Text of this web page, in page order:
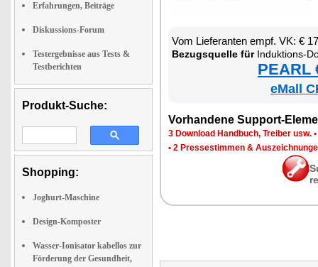
Erfahrungen, Beiträge
Diskussions-Forum
Testergebnisse aus Tests &
Testberichten
Produkt-Suche:
Shopping:
Joghurt-Maschine
Design-Komposter
Wasser-Ionisator kabellos zur
Förderung der Gesundheit,
Vom Lie­fe­ran­ten empf. VK: €
Be­zugs­quel­le fürIn­duk­ti­ons-Dop­pel-
PEARL
eMall
Vor­han­de­ne Sup­port-
3 Down­load Hand­buch, Trei­ber usw. •
• 2 Pres­se­stim­men &